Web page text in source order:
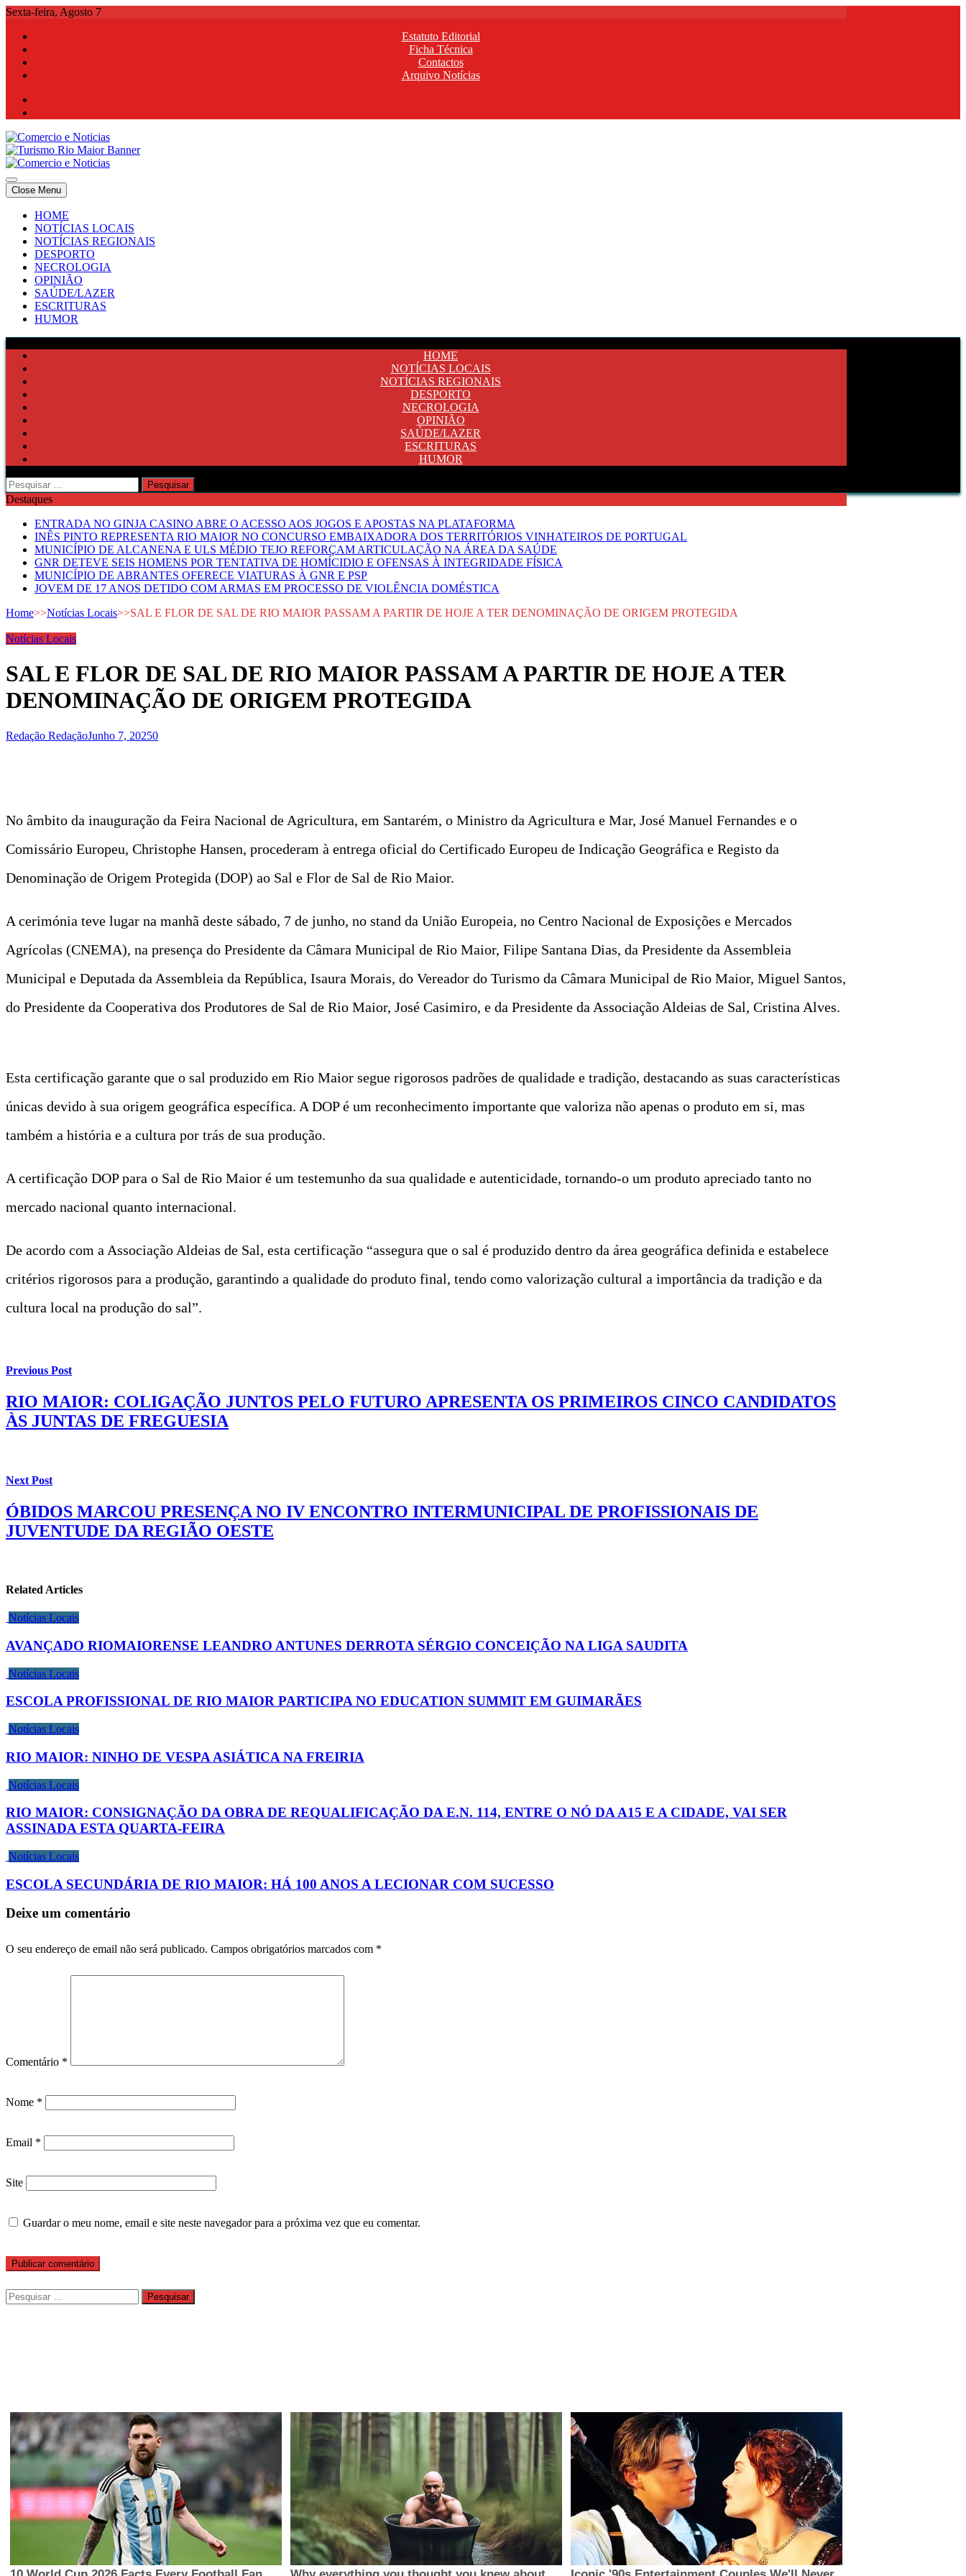
Skip
content
Sexta-feira, Agosto 7
Estatuto Editorial
Ficha Técnica
Contactos
Arquivo Notícias
Comercio e Noticias
Notícias e Publicidade Online
Comercio e Noticias
Notícias e Publicidade Online
Close Menu
HOME
NOTÍCIAS LOCAIS
NOTÍCIAS REGIONAIS
DESPORTO
NECROLOGIA
OPINIÃO
SAÚDE/LAZER
ESCRITURAS
HUMOR
HOME
NOTÍCIAS LOCAIS
NOTÍCIAS REGIONAIS
DESPORTO
NECROLOGIA
OPINIÃO
SAÚDE/LAZER
ESCRITURAS
HUMOR
Pesquisar
por:
Destaques
ENTRADA NO GINJA CASINO ABRE O ACESSO AOS JOGOS E APOSTAS NA PLATAFORMA
INÊS PINTO REPRESENTA RIO MAIOR NO CONCURSO EMBAIXADORA DOS TERRITÓRIOS VINHATEIROS DE PORTUGAL
MUNICÍPIO DE ALCANENA E ULS MÉDIO TEJO REFORÇAM ARTICULAÇÃO NA ÁREA DA SAÚDE
GNR DETEVE SEIS HOMENS POR TENTATIVA DE HOMÍCIDIO E OFENSAS À INTEGRIDADE FÍSICA
MUNICÍPIO DE ABRANTES OFERECE VIATURAS À GNR E PSP
JOVEM DE 17 ANOS DETIDO COM ARMAS EM PROCESSO DE VIOLÊNCIA DOMÉSTICA
Home>>Notícias Locais>>SAL E FLOR DE SAL DE RIO MAIOR PASSAM A PARTIR DE HOJE A TER DENOMINAÇÃO DE ORIGEM PROTEGIDA
Notícias Locais
SAL E FLOR DE SAL DE RIO MAIOR PASSAM A PARTIR DE HOJE A TER
DENOMINAÇÃO DE ORIGEM PROTEGIDA
Redação RedaçãoJunho 7, 20250
No âmbito da inauguração da Feira Nacional de Agricultura, em Santarém, o Ministro da Agricultura e Mar, José Manuel Fernandes e o
Comissário Europeu, Christophe Hansen, procederam à entrega oficial do Certificado Europeu de Indicação Geográfica e Registo da
Denominação de Origem Protegida (DOP) ao Sal e Flor de Sal de Rio Maior.
A cerimónia teve lugar na manhã deste sábado, 7 de junho, no stand da União Europeia, no Centro Nacional de Exposições e Mercados
Agrícolas (CNEMA), na presença do Presidente da Câmara Municipal de Rio Maior, Filipe Santana Dias, da Presidente da Assembleia
Municipal e Deputada da Assembleia da República, Isaura Morais, do Vereador do Turismo da Câmara Municipal de Rio Maior, Miguel Santos,
do Presidente da Cooperativa dos Produtores de Sal de Rio Maior, José Casimiro, e da Presidente da Associação Aldeias de Sal, Cristina Alves.
Esta certificação garante que o sal produzido em Rio Maior segue rigorosos padrões de qualidade e tradição, destacando as suas características
únicas devido à sua origem geográfica específica. A DOP é um reconhecimento importante que valoriza não apenas o produto em si, mas
também a história e a cultura por trás de sua produção.
A certificação DOP para o Sal de Rio Maior é um testemunho da sua qualidade e autenticidade, tornando-o um produto apreciado tanto no
mercado nacional quanto internacional.
De acordo com a Associação Aldeias de Sal, esta certificação “assegura que o sal é produzido dentro da área geográfica definida e estabelece
critérios rigorosos para a produção, garantindo a qualidade do produto final, tendo como valorização cultural a importância da tradição e da
cultura local na produção do sal”.
Previous Post
RIO MAIOR: COLIGAÇÃO JUNTOS PELO FUTURO APRESENTA OS PRIMEIROS CINCO CANDIDATOS
ÀS JUNTAS DE FREGUESIA
Next Post
ÓBIDOS MARCOU PRESENÇA NO IV ENCONTRO INTERMUNICIPAL DE PROFISSIONAIS DE
JUVENTUDE DA REGIÃO OESTE
Related Articles
Notícias Locais
AVANÇADO RIOMAIORENSE LEANDRO ANTUNES DERROTA SÉRGIO CONCEIÇÃO NA LIGA SAUDITA
Notícias Locais
ESCOLA PROFISSIONAL DE RIO MAIOR PARTICIPA NO EDUCATION SUMMIT EM GUIMARÃES
Notícias Locais
RIO MAIOR: NINHO DE VESPA ASIÁTICA NA FREIRIA
Notícias Locais
RIO MAIOR: CONSIGNAÇÃO DA OBRA DE REQUALIFICAÇÃO DA E.N. 114, ENTRE O NÓ DA A15 E A CIDADE, VAI SER
ASSINADA ESTA QUARTA-FEIRA
Notícias Locais
ESCOLA SECUNDÁRIA DE RIO MAIOR: HÁ 100 ANOS A LECIONAR COM SUCESSO
Deixe um comentário
O seu endereço de email não será publicado. Campos obrigatórios marcados com *
Comentário *
Nome *
Email *
Site
Guardar o meu nome, email e site neste navegador para a próxima vez que eu comentar.
Pesquisar
por: